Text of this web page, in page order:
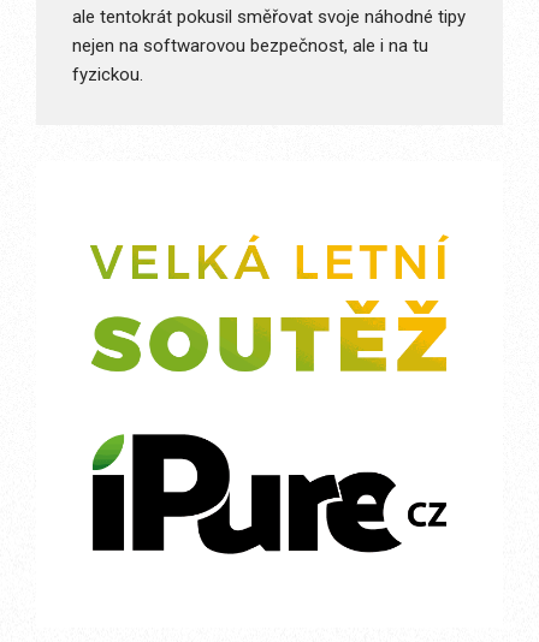
ale tentokrát pokusil směřovat svoje náhodné tipy
nejen na softwarovou bezpečnost, ale i na tu
fyzickou.